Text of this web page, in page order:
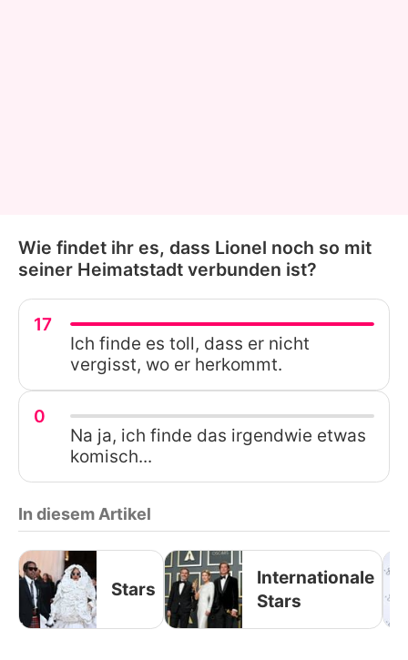
Wie findet ihr es, dass Lionel noch so mit
seiner Heimatstadt verbunden ist?
17
Ich finde es toll, dass er nicht
vergisst, wo er herkommt.
0
Na ja, ich finde das irgendwie etwas
komisch...
In diesem Artikel
Stars
Internationale
Stars